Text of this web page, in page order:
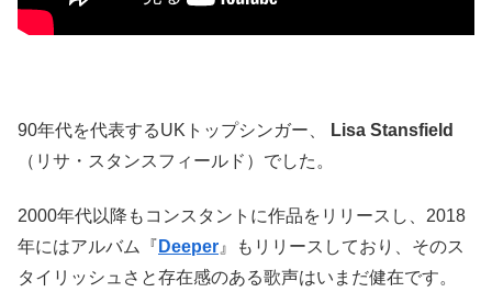
90年代を代表するUKトップシンガー、
Lisa Stansfield
（リサ・スタンスフィールド）でした。
2000年代以降もコンスタントに作品をリリースし、2018
年にはアルバム『 Deeper 』もリリースしており、そのス
タイリッシュさと存在感のある歌声はいまだ健在です。